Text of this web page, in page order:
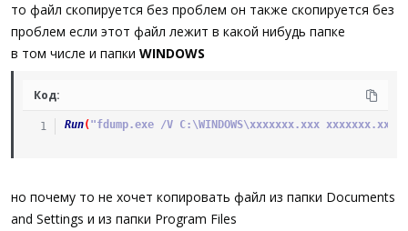
то файл скопируется без проблем он также скопируется без
проблем если этот файл лежит в какой нибудь папке
в том числе и папки WINDOWS
Код:
Run( "fdump.exe /V C:\WINDOWS\xxxxxxx.xxx xxxxxxx.xxx"
но почему то не хочет копировать файл из папки Documents
and Settings и из папки Program Files